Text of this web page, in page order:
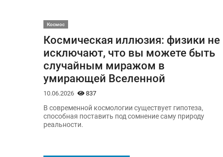
Космос
Космическая иллюзия: физики не
исключают, что вы можете быть
случайным миражом в
умирающей Вселенной
10.06.2026 837
В современной космологии существует гипотеза,
способная поставить под сомнение саму природу
реальности.